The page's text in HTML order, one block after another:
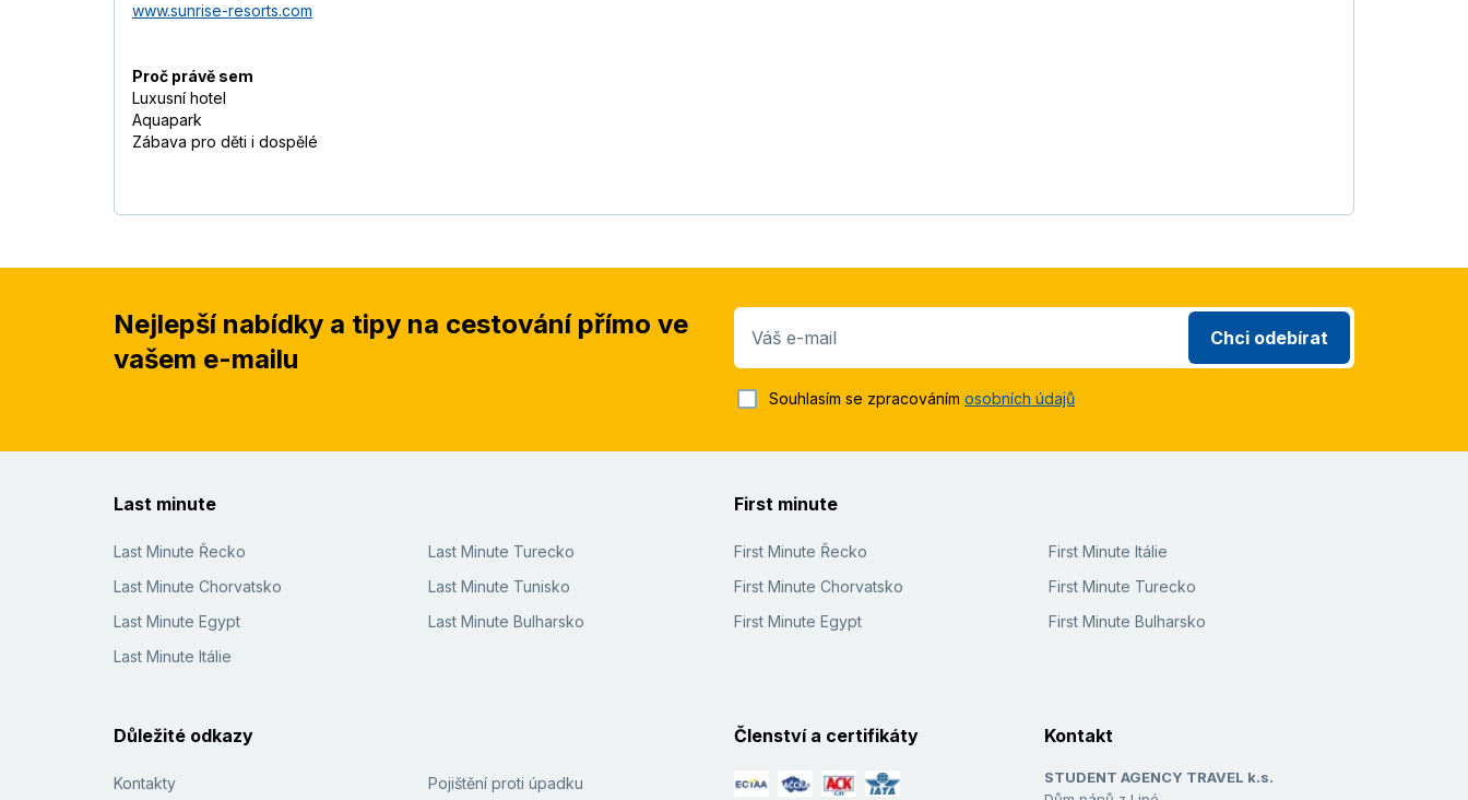
www.sunrise-resorts.com
Proč právě sem
Luxusní hotel
Aquapark
Zábava pro děti i dospělé
Nejlepší nabídky a tipy na cestování přímo ve
vašem e-mailu
Váš e-mail Chci odebírat
Souhlasím se zpracováním osobních údajů
Last minute
Last Minute Řecko
Last Minute Chorvatsko
Last Minute Egypt
Last Minute Itálie
Last Minute Turecko
Last Minute Tunisko
Last Minute Bulharsko
First minute
First Minute Řecko
First Minute Chorvatsko
First Minute Egypt
First Minute Itálie
First Minute Turecko
First Minute Bulharsko
Důležité odkazy
Kontakty Pojištění proti úpadku
Členství a certifikáty Kontakt
STUDENT AGENCY TRAVEL k.s.